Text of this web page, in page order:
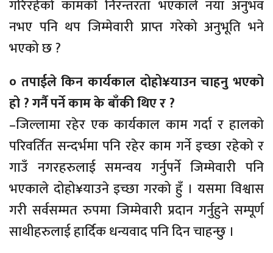
गरिरहेको कामको निरन्तरता भएकाले नयाँ अनुभव
नभए पनि थप जिम्मेवारी प्राप्त गरेको अनुभूति भने
भएको छ ?
० तपाईले किन कार्यकाल दोहो¥याउन चाहनु भएको
हो ? गर्नै पर्ने काम के बाँकी थिए र ?
–जिल्लामा रहेर एक कार्यकाल काम गर्दा र हालको
परिवर्तित सन्दर्भमा पनि रहेर काम गर्ने इच्छा रहेको र
गाउँ नगरहरुलाई समन्वय गर्नुपर्ने जिम्मेवारी पनि
भएकाले दोहो¥याउने इच्छा गरको हुँ । यसमा विश्वास
गरी सर्वसम्मत रुपमा जिम्मेवारी प्रदान गर्नुहुने सम्पूर्ण
साथीहरुलाई हार्दिक धन्यवाद पनि दिन चाहन्छु ।